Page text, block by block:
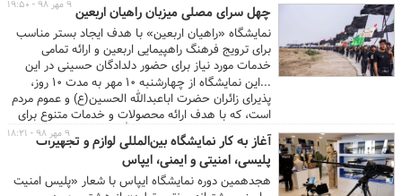
تشکل‌های معدنی کشور در حوزه‌های مختلف از دیگر
برنامه‌هایجنبی این نمایشگاه و کنفرانس است.
مهندس محمدرضا شینی مقدم اضافه کرد: این رویدادها
با حمایت سازمان نظام مهندسی معدن ایران، سازمان
توسعه و نوسازی معادن و صنایع معدنی ایران، سازمان
زمین شناسی و اکتشافات معدنی کشور و همه
تشکل‌های مرتبط با این صنعت برگزار می شود. ...
چهل سرای مصلی میزبان راهیان اربعین
نمایشگاه «راهیان اربعین» با هدف ایجاد بستر مناسب
برای ترویج فرهنگ راهپیمایی اربعین و ارائه تمامی
خدمات مورد نیاز برای حضور دلدادگان حسینی در این
مراسم عظیم از تاریخ ۱۰ تا ۱۹ مهرماه در مجموعه
چهل‌سرای مصلای امام خمینی(ره) میزبان قدوم مبارک
تمامی عاشقان اباعبدالله(ع) خواهد بود.
...این نمایشگاه از چهارشنبه ۱۰ مهر به مدت ۱۰ روز،
پذیرای زائران حضرت اباعبدالله الحسین(ع) و عموم مردم
است، که با هدف ارائه محصولات و خدمات متنوع برای
دسترسی زائران حضرت اباعبدالله الحسین(ع) به کالاها و
خدمات فرهنگی و عمومی باکیفیت و مورد نیاز این سفر
معنوی و نیز ایجاد دسترسی صاحبان و تولید کنندگان
محصولات مناسب برای پیاده‌روی اربعین به مخاطبین
۹ مهر ۹۸ - ۱۹:۵۰
آغاز به کار نمایشگاه بین‌المللی لوازم و تجهیزات
پلیسی، امنیتی و ایمنی، ایپاس
هجدهمین دوره نمایشگاه ایپاس با شعار «پلیس امنیت
۹ مهر ۹۸ - ۱۸:۲۱